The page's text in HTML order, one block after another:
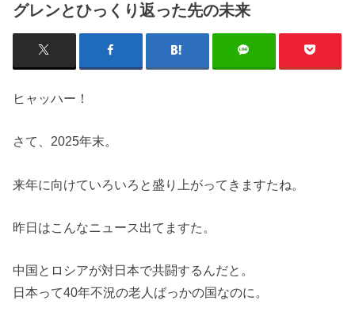
グレンとひっくり返った先の未来
ヒャッハー！
さて、2025年末。
来年に向けていろいろと盛り上がってきますたね。
昨日はこんなニュース出てますた。
中国とロシアが対日本で共闘するんだと。
日本って40年不況の老人ばっかの国なのに。